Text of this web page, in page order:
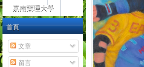
嘉南藥理大學
首頁
文章
留言